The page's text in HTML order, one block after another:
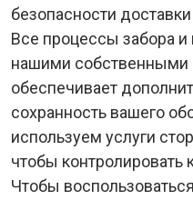
безопасности
Все процессы забора
нашими собственными
обеспечивает
сохранность вашего
используем услуги
чтобы
Чтобы